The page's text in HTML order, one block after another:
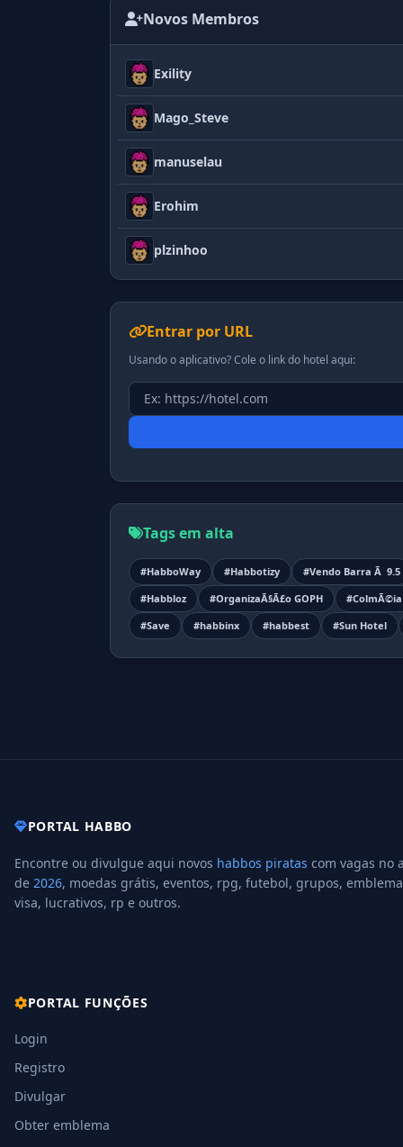
Novos Membros
Exility
Mago_Steve
manuselau
Erohim
plzinhoo
Entrar por URL
Usando o aplicativo? Cole o link do hotel aqui:
Tags em alta
#HabboWay #Habbotizy
#Vendo Barra Ã 9.5
#Habbloz
#OrganizaÃ§Ã£o GOPH
#ColmÃ©ia
#Save
#habbinx #habbest #Sun Hotel
PORTAL HABBO
Encontre ou divulgue aqui novos habbos piratas com vagas no
de 2026, moedas grátis, eventos, rpg, futebol, grupos,
visa, lucrativos, rp e outros.
PORTAL FUNÇÕES
Login
Registro
Divulgar
Obter emblema